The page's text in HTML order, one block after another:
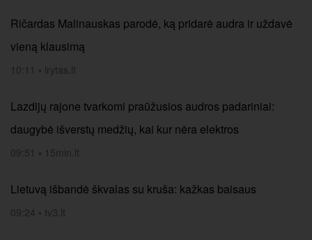
Ričardas Malinauskas parodė, ką pridarė audra ir uždavė
vieną klausimą
10:11 • lrytas.lt
Lazdijų rajone tvarkomi praūžusios audros padariniai:
daugybė išverstų medžių, kai kur nėra elektros
09:51 • 15min.lt
Lietuvą išbandė škvalas su kruša: kažkas baisaus
09:24 • tv3.lt